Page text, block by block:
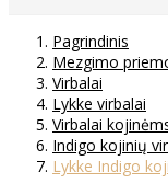
Pagrindinis
Mezgimo
Virbalai
Lykke virbalai
Virbalai
Indigo kojinių
Lykke Indigo